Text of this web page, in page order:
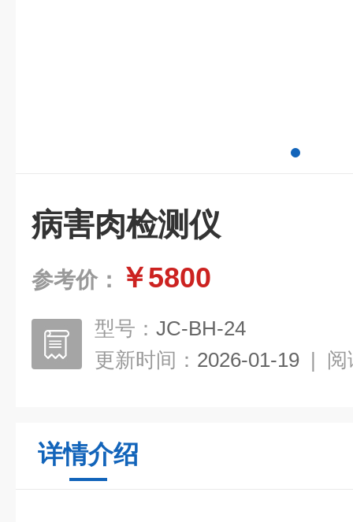
病害肉检测仪
参考价： ￥5800
型号： JC-BH-24
更新时间： 2026-01-19 | 阅
详情介绍